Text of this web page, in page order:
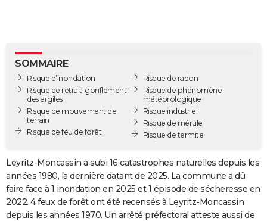
BONS PLANS
CARTE DE VOEUX
Carte de Noël
Carte Bonne année
Carte Saint-Valentin
Carte Pâques
Carte d'anniversaire
DICTIONNAIRE
Dictionnaire
Biographies
Citations
Expressions
Proverbes
PROGRAMME TV
COPAINS D'AVANT
S'inscrire
Se connecter
Lycées
Collèges
Primaires
Universités
Entreprises
Service militaire
Avis de recherche
AVIS DE DÉCÈS
FORUM
SOMMAIRE
Risque d’inondation
Risque de retrait-gonflement
des argiles
Risque de mouvement de
terrain
Risque de feu de forêt
Risque de radon
Risque de phénomène
météorologique
Risque industriel
Risque de mérule
Risque de termite
Leyritz-Moncassin a subi 16 catastrophes naturelles depuis les
années 1980, la dernière datant de 2025. La commune a dû
faire face à 1 inondation en 2025 et 1 épisode de sécheresse en
2022. 4 feux de forêt ont été recensés à Leyritz-Moncassin
depuis les années 1970. Un arrêté préfectoral atteste aussi de